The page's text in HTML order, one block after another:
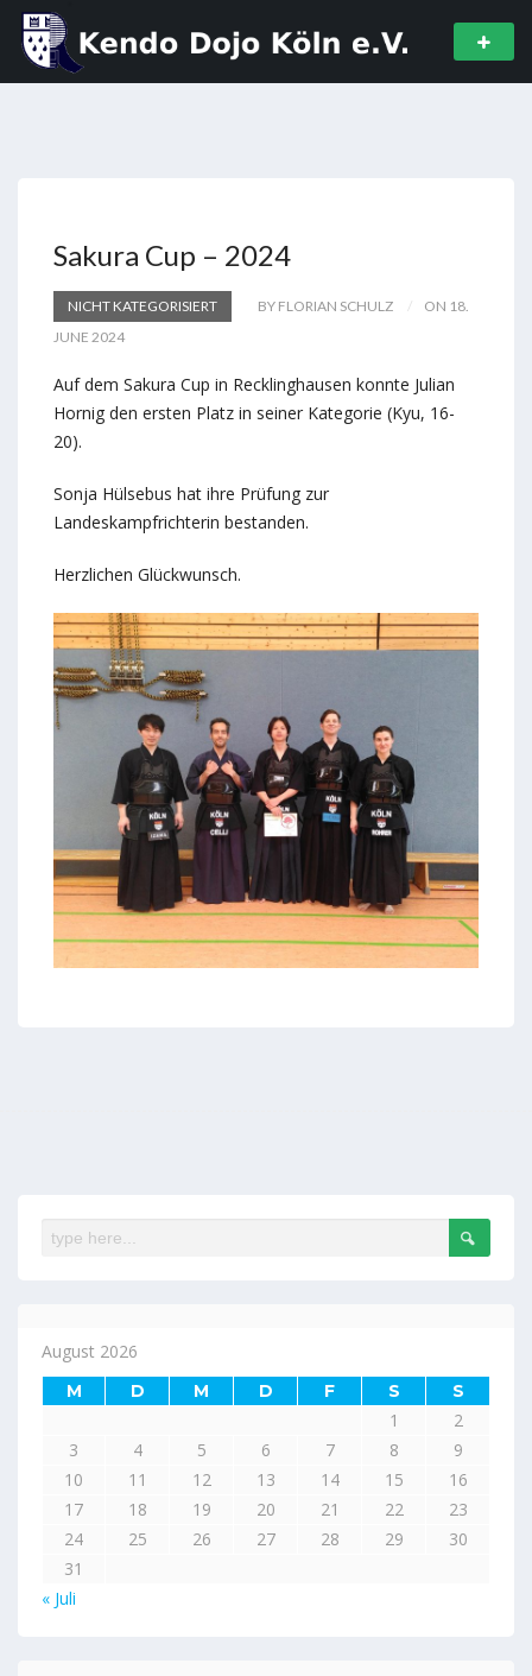
Sakura Cup – 2024
NICHT KATEGORISIERT BY FLORIAN SCHULZ
ON 18.
JUNE 2024
Auf dem Sakura Cup in Recklinghausen konnte Julian
Hornig den ersten Platz in seiner Kategorie (Kyu, 16-
20).
Sonja Hülsebus hat ihre Prüfung zur
Landeskampfrichterin bestanden.
Herzlichen Glückwunsch.
August 2026
M D M D F S S
1
2
3
4 5 6 7 8
9
10
11 12 13 14 15
16
17
18 19 20 21 22
23
24
25 26 27 28 29
30
31
« Juli